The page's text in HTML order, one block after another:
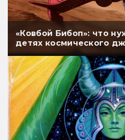
«Ковбой Бибоп»: что
детях космического